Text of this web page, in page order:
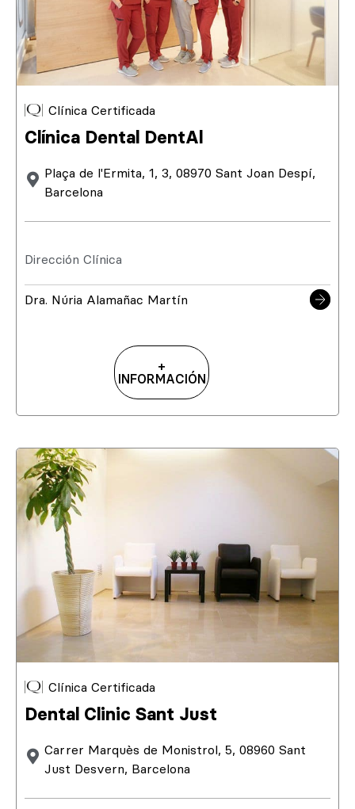
Clínica Certificada
Clínica Dental DentAl
Plaça de l'Ermita, 1, 3, 08970 Sant Joan Despí,
Barcelona
Dirección Clínica
Dra. Núria Alamañac Martín
+
INFORMACIÓN
Clínica Certificada
Dental Clinic Sant Just
Carrer Marquès de Monistrol, 5, 08960 Sant
Just Desvern, Barcelona